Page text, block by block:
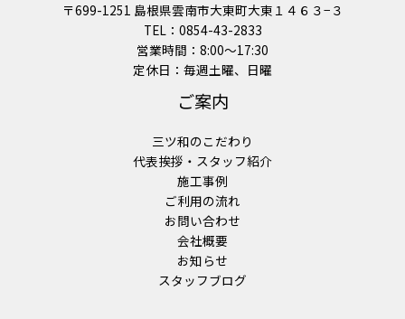
〒699-1251 島根県雲南市大東町大東１４６３−３
TEL：0854-43-2833
営業時間：8:00〜17:30
定休日：毎週土曜、日曜
ご案内
三ツ和のこだわり
代表挨拶・スタッフ紹介
施工事例
ご利用の流れ
お問い合わせ
会社概要
お知らせ
スタッフブログ